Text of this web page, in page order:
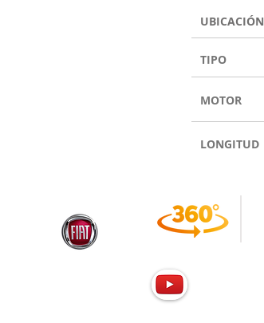
UBICACIÓN
TIPO
MOTOR
LONGITUD